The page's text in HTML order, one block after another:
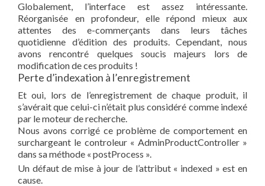
Globalement, l’interface est assez intéressante.
Réorganisée en profondeur, elle répond mieux aux
attentes des e-commerçants dans leurs tâches
quotidienne d’édition des produits. Cependant, nous
avons rencontré quelques soucis majeurs lors de
modification de ces produits !
Perte d’indexation à l’enregistrement
Et oui, lors de l’enregistrement de chaque produit, il
s’avérait que celui-ci n’était plus considéré comme indexé
par le moteur de recherche.
Nous avons corrigé ce problème de comportement en
surchargeant le controleur « AdminProductController »
dans sa méthode « postProcess ».
Un défaut de mise à jour de l’attribut « indexed » est en
cause.